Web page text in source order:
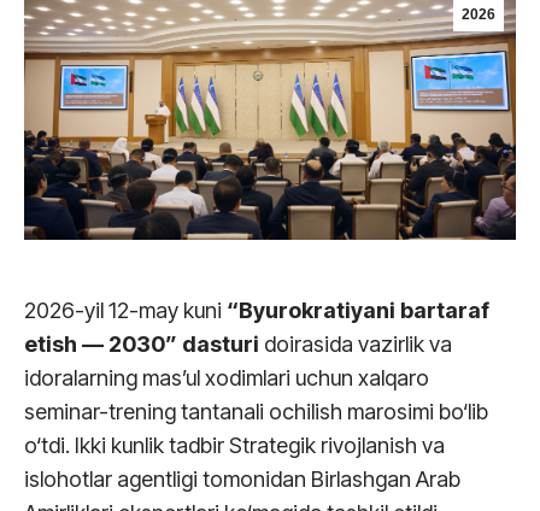
2026
2026-yil 12-may kuni “Byurokratiyani bartaraf
etish — 2030” dasturi doirasida vazirlik va
idoralarning mas’ul xodimlari uchun xalqaro
seminar-trening tantanali ochilish marosimi bo‘lib
o‘tdi. Ikki kunlik tadbir Strategik rivojlanish va
islohotlar agentligi tomonidan Birlashgan Arab